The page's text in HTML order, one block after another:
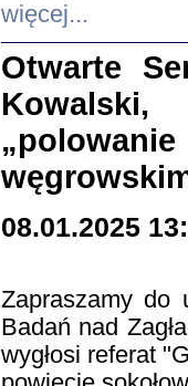
więcej...
Otwarte
08.01.2025
Zapraszamy do
Badań nad
wygłosi referat